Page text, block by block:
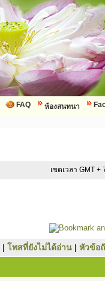
ห้องสนทนา
FAQ
เขตเวลา GMT +
| โพสที่ยังไม่ได้อ่าน | หัวข้อ